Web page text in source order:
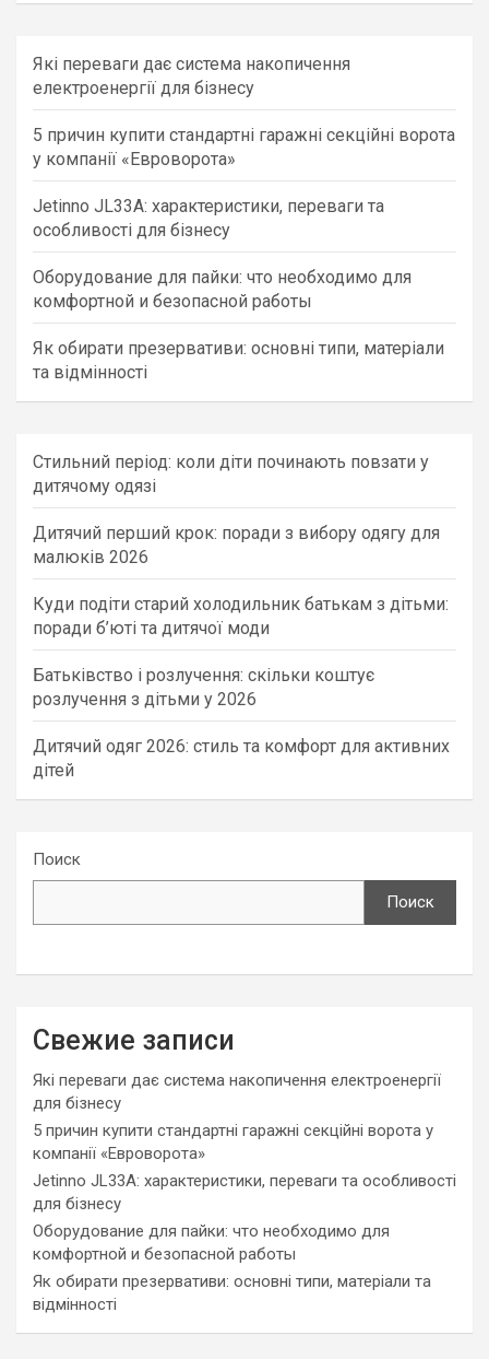
h
Які переваги дає система накопичення
електроенергії для бізнесу
5 причин купити стандартні гаражні секційні ворота
у компанії «Евроворота»
Jetinno JL33A: характеристики, переваги та
особливості для бізнесу
Оборудование для пайки: что необходимо для
комфортной и безопасной работы
Як обирати презервативи: основні типи, матеріали
та відмінності
Стильний період: коли діти починають повзати у
дитячому одязі
Дитячий перший крок: поради з вибору одягу для
малюків 2026
Куди подіти старий холодильник батькам з дітьми:
поради б’юті та дитячої моди
Батьківство і розлучення: скільки коштує
розлучення з дітьми у 2026
Дитячий одяг 2026: стиль та комфорт для активних
дітей
Поиск
Поиск
Свежие записи
Які переваги дає система накопичення електроенергії
для бізнесу
5 причин купити стандартні гаражні секційні ворота у
компанії «Евроворота»
Jetinno JL33A: характеристики, переваги та особливості
для бізнесу
Оборудование для пайки: что необходимо для
комфортной и безопасной работы
Як обирати презервативи: основні типи, матеріали та
відмінності